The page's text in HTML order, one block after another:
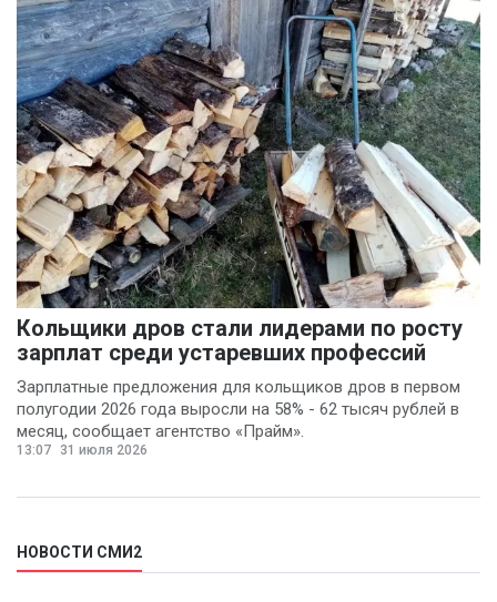
Кольщики дров стали лидерами по росту
зарплат среди устаревших профессий
Зарплатные предложения для кольщиков дров в первом
полугодии 2026 года выросли на 58% - 62 тысяч рублей в
месяц, сообщает агентство «Прайм».
13:07 31 июля 2026
НОВОСТИ СМИ2